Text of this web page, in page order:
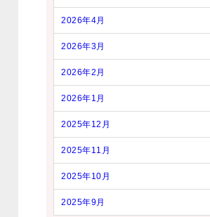
2026年4月
2026年3月
2026年2月
2026年1月
2025年12月
2025年11月
2025年10月
2025年9月